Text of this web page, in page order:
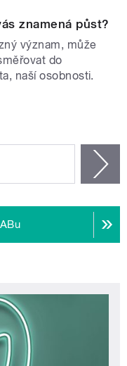
znamená půst?
význam, může
do
naší osobnosti.